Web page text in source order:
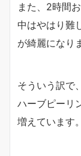
また、2時間
中はやはり難
が綺麗になり
そういう訳で
ハーブピーリ
増えています。